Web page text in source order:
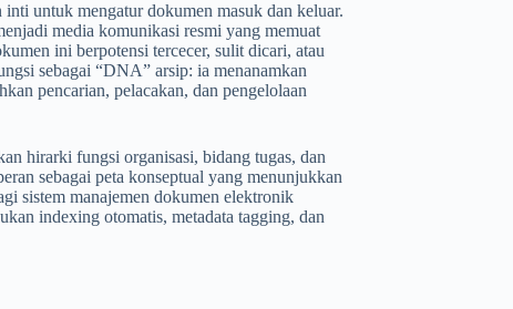
untuk mengatur dokumen masuk dan keluar.
media komunikasi resmi yang memuat
ini berpotensi tercecer, sulit dicari, atau
sebagai “DNA” arsip: ia menanamkan
pencarian, pelacakan, dan pengelolaan
hirarki fungsi organisasi, bidang tugas, dan
sebagai peta konseptual yang menunjukkan
sistem manajemen dokumen elektronik
indexing otomatis, metadata tagging, dan